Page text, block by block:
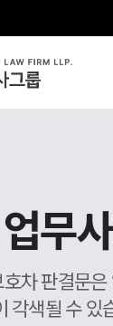
무
차 판결문
각색될 수 있